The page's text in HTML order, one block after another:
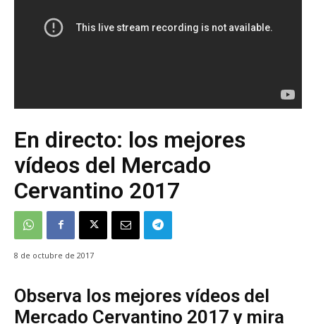
En directo: los mejores
vídeos del Mercado
Cervantino 2017
8 de octubre de 2017
Observa los mejores vídeos del
Mercado Cervantino 2017 y mira